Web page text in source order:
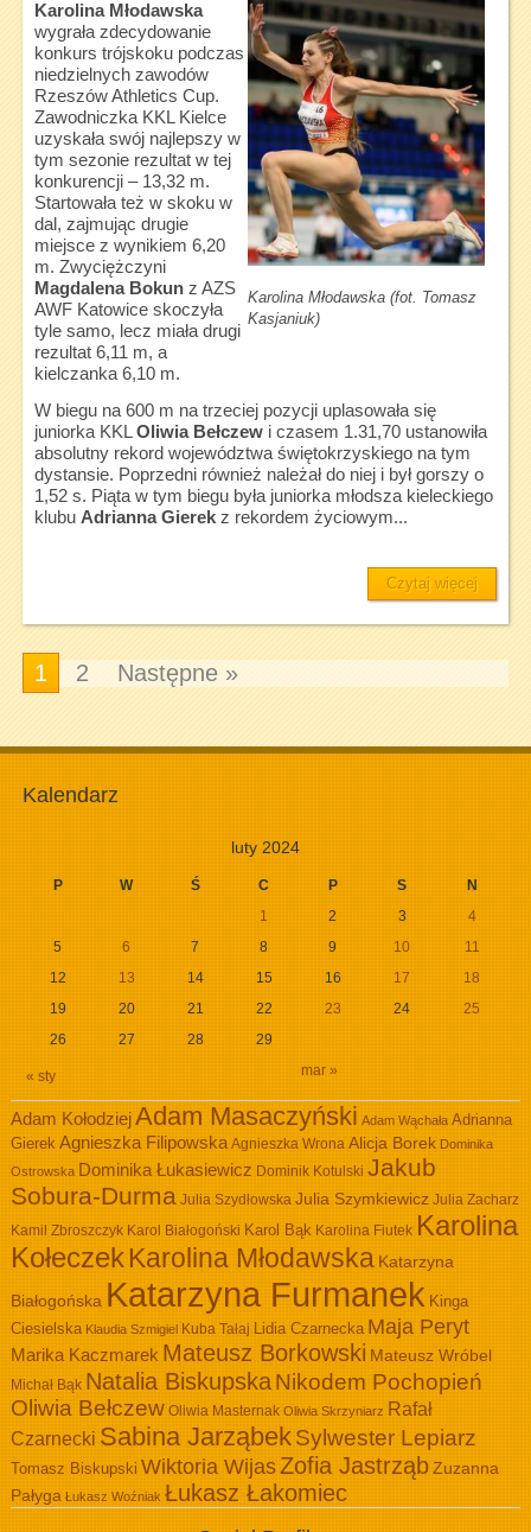
Karolina Młodawska (fot. Tomasz
Kasjaniuk)
Karolina Młodawska
wygrała zdecydowanie
konkurs trójskoku podczas
niedzielnych zawodów
Rzeszów Athletics Cup.
Zawodniczka KKL Kielce
uzyskała swój najlepszy w
tym sezonie rezultat w tej
konkurencji – 13,32 m.
Startowała też w skoku w
dal, zajmując drugie
miejsce z wynikiem 6,20
m. Zwyciężczyni
Magdalena Bokunz AZS
AWF Katowice skoczyła
tyle samo, lecz miała drugi
rezultat 6,11 m, a
kielczanka 6,10 m.
W biegu na 600 m na trzeciej pozycji uplasowała się
juniorka KKLOliwia Bełczew i czasem 1.31,70 ustanowiła
absolutny rekord województwa świętokrzyskiego na tym
dystansie. Poprzedni również należał do niej i był gorszy o
1,52 s. Piąta w tym biegu była juniorka młodsza kieleckiego
klubu Adrianna Gierekz rekordem życiowym...
Czytaj więcej
1 2 Następne »
Kalendarz
luty 2024
P W Ś C P S N
« sty mar »
1 2 3
4
5
6 7 8 9 10
11
12
13 14 15 16 17
18
19
20 21 22 23 24
25
26
27 28 29
Adam KołodziejAdam Masaczyński Adam Wąchała Adrianna
Gierek Agnieszka Filipowska Agnieszka Wrona Alicja Borek Dominika
Ostrowska Dominika Łukasiewicz Dominik Kotulski Jakub
Sobura-Durma Julia Szydłowska Julia Szymkiewicz Julia Zacharz
Kamil Zbroszczyk Karol Białogoński Karol Bąk Karolina Fiutek Karolina
KołeczekKarolina Młodawska Katarzyna
Białogońska Katarzyna Furmanek Kinga
Ciesielska Klaudia Szmigiel Kuba Tałaj Lidia Czarnecka Maja Peryt
Marika Kaczmarek Mateusz Borkowski Mateusz Wróbel
Michał Bąk Natalia BiskupskaNikodem Pochopień
Oliwia Bełczew Oliwia Masternak Oliwia Skrzyniarz Rafał
Czarnecki Sabina JarząbekSylwester Lepiarz
Tomasz Biskupski Wiktoria WijasZofia JastrząbZuzanna
Pałyga Łukasz Woźniak Łukasz Łakomiec